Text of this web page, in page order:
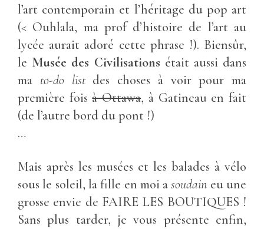
l’art contemporain et l’héritage du pop art
(< Ouhlala, ma prof d’histoire de l’art au
lycée aurait adoré cette phrase !). Biensûr,
le Musée des Civilisations était aussi dans
ma to-do listdes choses à voir pour ma
première foisà Ottawa, à Gatineau en fait
(de l’autre bord du pont !)
…
Mais après les musées et les balades à vélo
sous le soleil, la fille en moi asoudain eu une
grosse envie de FAIRE LES BOUTIQUES !
Sans plus tarder, je vous présente enfin,